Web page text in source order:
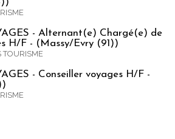
- Alternant(e) Chargé(e) de
H/F - (Massy/Evry (91))
TOURISME
- Conseiller voyages H/F -